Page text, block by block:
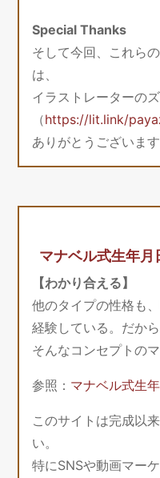
Special Thanks
そして今回、これら
は、
イラストレーターの
（https://lit.link/
ありがとうございます
マナベル式生年月
【わかり合える】
他のタイプの性格も
経験している。だか
そんなコンセプトの
参照： マナベル式生
このサイトは完成以
い。
特にSNSや動画マー